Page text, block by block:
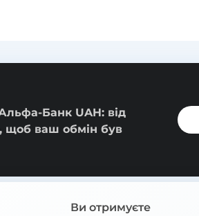
Банк UAH: від
щоб ваш обмін був
Ви отримуєте